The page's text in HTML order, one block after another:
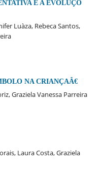
E A EVOLUÇO
Luà­za, Rebeca Santos,
NA CRIANÇAÂ€
Graziela Vanessa Parreira
Laura Costa, Graziela